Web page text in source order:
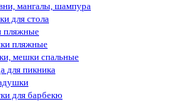
мангалы, шампура
для стола
пляжные
пляжные
мешки спальные
для пикника
для барбекю